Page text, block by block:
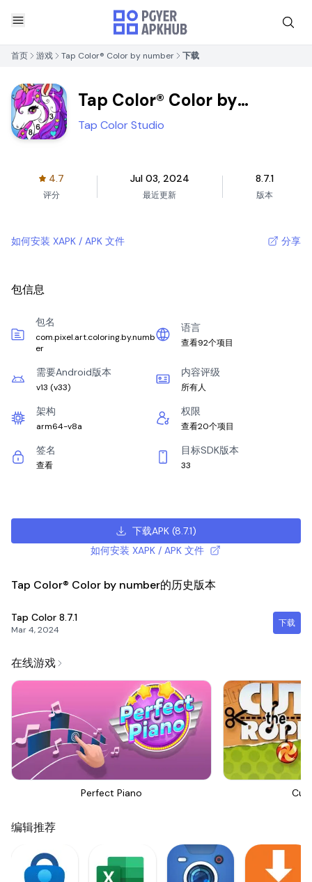
首页 游戏 Tap Color® Color by number 下载
Tap Color® Color by
number
Tap Color Studio
4.7
评分
Jul 03, 2024
最近更新
8.7.1
版本
如何安装 XAPK / APK 文件 分享
包信息
包名
com.pixel.art.coloring.by.numb
er
语言
查看92个项目
需要Android版本
v13 (v33)
内容评级
所有人
架构
arm64-v8a
权限
查看20个项目
签名
查看
目标SDK版本
33
下载APK(8.7.1)
如何安装 XAPK / APK 文件
Tap Color® Color by number的历史版本
Tap Color 8.7.1
Mar 4, 2024
下载
在线游戏
Perfect Piano Cut
编辑推荐